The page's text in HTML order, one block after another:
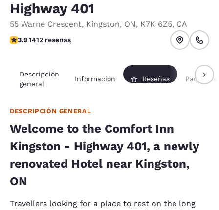
Highway 401
55 Warne Crescent, Kingston, ON, K7K 6Z5, CA
calificación de 3.92 estrellas. Bueno.
3.91412 reseñas
Descripción
general
Información Reseñas Paquetes
DESCRIPCIÓN GENERAL
Welcome to the Comfort Inn
Kingston - Highway 401, a newly
renovated Hotel near Kingston,
ON
Travellers looking for a place to rest on the long